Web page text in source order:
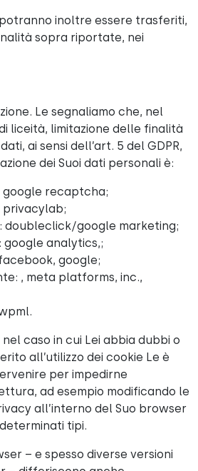
potranno inoltre essere trasferiti,
sopra riportate, nei
Le segnaliamo che, nel
liceità, limitazione delle finalità
ai sensi dell’art. 5 del GDPR,
dei Suoi dati personali è:
google recaptcha;
privacylab;
doubleclick/google marketing;
google analytics,;
google;
, meta platforms, inc.,
caso in cui Lei abbia dubbi o
all’utilizzo dei cookie Le è
per impedirne
ad esempio modificando le
all’interno del Suo browser
tipi.
– e spesso diverse versioni